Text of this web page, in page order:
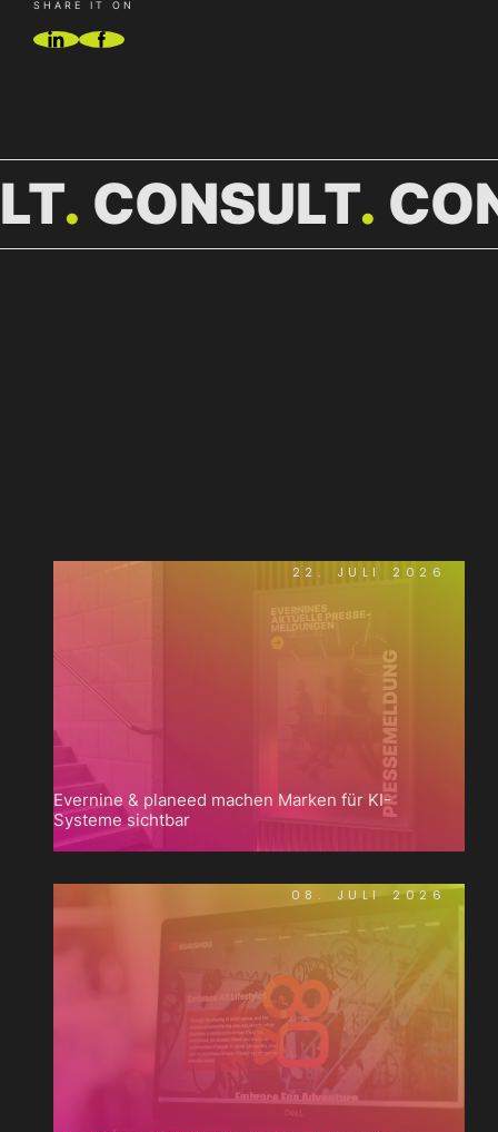
SHARE IT ON
CONSULT
22. JULI 2026
Evernine & planeed machen Marken für KI-
Systeme sichtbar
08. JULI 2026